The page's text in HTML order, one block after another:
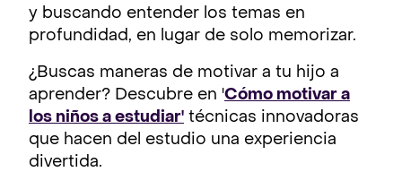
y buscando entender los temas en
profundidad, en lugar de solo memorizar.
¿Buscas maneras de motivar a tu hijo a
aprender? Descubre en 'Cómo motivar a
los niños a estudiar' técnicas innovadoras
que hacen del estudio una experiencia
divertida.